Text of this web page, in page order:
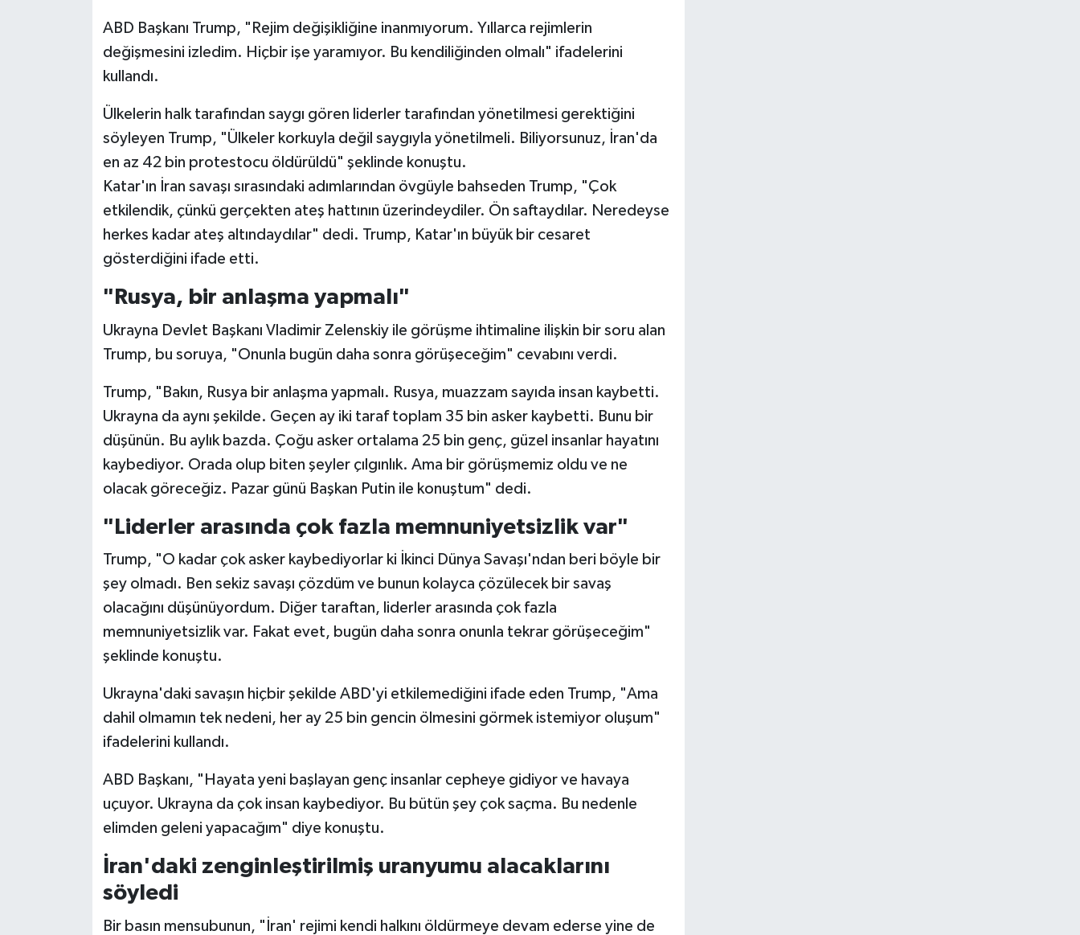
ABD Başkanı Trump, "Rejim değişikliğine inanmıyorum. Yıllarca rejimlerin
değişmesini izledim. Hiçbir işe yaramıyor. Bu kendiliğinden olmalı" ifadelerini
kullandı.
Ülkelerin halk tarafından saygı gören liderler tarafından yönetilmesi gerektiğini
söyleyen Trump, "Ülkeler korkuyla değil saygıyla yönetilmeli. Biliyorsunuz, İran'da
en az 42 bin protestocu öldürüldü" şeklinde konuştu.
Katar'ın İran savaşı sırasındaki adımlarından övgüyle bahseden Trump, "Çok
etkilendik, çünkü gerçekten ateş hattının üzerindeydiler. Ön saftaydılar. Neredeyse
herkes kadar ateş altındaydılar" dedi. Trump, Katar'ın büyük bir cesaret
gösterdiğini ifade etti.
"Rusya, bir anlaşma yapmalı"
Ukrayna Devlet Başkanı Vladimir Zelenskiy ile görüşme ihtimaline ilişkin bir soru alan
Trump, bu soruya, "Onunla bugün daha sonra görüşeceğim" cevabını verdi.
Trump, "Bakın, Rusya bir anlaşma yapmalı. Rusya, muazzam sayıda insan kaybetti.
Ukrayna da aynı şekilde. Geçen ay iki taraf toplam 35 bin asker kaybetti. Bunu bir
düşünün. Bu aylık bazda. Çoğu asker ortalama 25 bin genç, güzel insanlar hayatını
kaybediyor. Orada olup biten şeyler çılgınlık. Ama bir görüşmemiz oldu ve ne
olacak göreceğiz. Pazar günü Başkan Putin ile konuştum" dedi.
"Liderler arasında çok fazla memnuniyetsizlik var"
Trump, "O kadar çok asker kaybediyorlar ki İkinci Dünya Savaşı'ndan beri böyle bir
şey olmadı. Ben sekiz savaşı çözdüm ve bunun kolayca çözülecek bir savaş
olacağını düşünüyordum. Diğer taraftan, liderler arasında çok fazla
memnuniyetsizlik var. Fakat evet, bugün daha sonra onunla tekrar görüşeceğim"
şeklinde konuştu.
Ukrayna'daki savaşın hiçbir şekilde ABD'yi etkilemediğini ifade eden Trump, "Ama
dahil olmamın tek nedeni, her ay 25 bin gencin ölmesini görmek istemiyor oluşum"
ifadelerini kullandı.
ABD Başkanı, "Hayata yeni başlayan genç insanlar cepheye gidiyor ve havaya
uçuyor. Ukrayna da çok insan kaybediyor. Bu bütün şey çok saçma. Bu nedenle
elimden geleni yapacağım" diye konuştu.
İran'daki zenginleştirilmiş uranyumu alacaklarını
söyledi
Bir basın mensubunun, "İran' rejimi kendi halkını öldürmeye devam ederse yine de